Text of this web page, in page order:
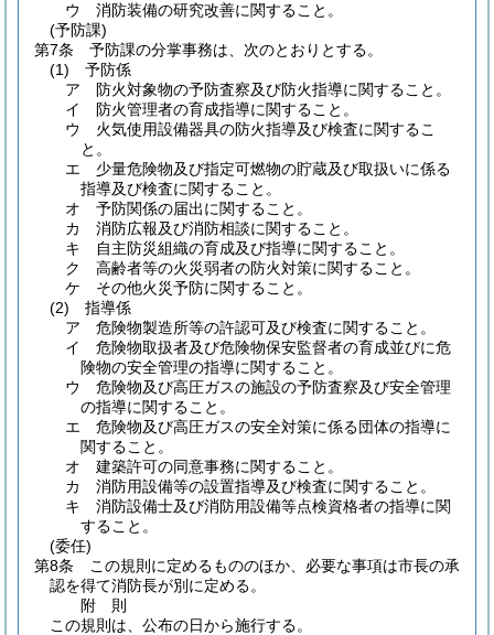
ウ
消防装備の研究改善に関すること。
(予防課)
第7条
予防課の分掌事務は、次のとおりとする。
(1)
予防係
ア
防火対象物の予防査察及び防火指導に関すること。
イ
防火管理者の育成指導に関すること。
ウ
火気使用設備器具の防火指導及び検査に関するこ
と。
エ
少量危険物及び指定可燃物の貯蔵及び取扱いに係る
指導及び検査に関すること。
オ
予防関係の届出に関すること。
カ
消防広報及び消防相談に関すること。
キ
自主防災組織の育成及び指導に関すること。
ク
高齢者等の火災弱者の防火対策に関すること。
ケ
その他火災予防に関すること。
(2)
指導係
ア
危険物製造所等の許認可及び検査に関すること。
イ
危険物取扱者及び危険物保安監督者の育成並びに危
険物の安全管理の指導に関すること。
ウ
危険物及び高圧ガスの施設の予防査察及び安全管理
の指導に関すること。
エ
危険物及び高圧ガスの安全対策に係る団体の指導に
関すること。
オ
建築許可の同意事務に関すること。
カ
消防用設備等の設置指導及び検査に関すること。
キ
消防設備士及び消防用設備等点検資格者の指導に関
すること。
(委任)
第8条
この規則に定めるもののほか、必要な事項は市長の承
認を得て消防長が別に定める。
附 則
この規則は、公布の日から施行する。